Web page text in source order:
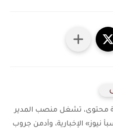
محتوى، تشغل منصب المدير
نيوز» الإخبارية، وأدمن جروب